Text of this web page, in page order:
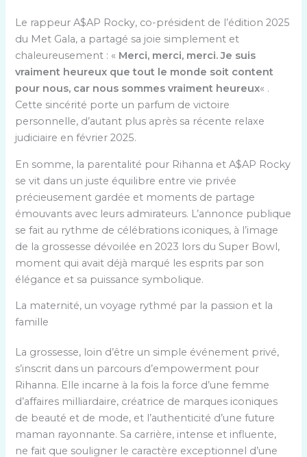
Le rappeur A$AP Rocky, co-président de l’édition 2025
du Met Gala, a partagé sa joie simplement et
chaleureusement : « Merci, merci, merci. Je suis
vraiment heureux que tout le monde soit content
pour nous, car nous sommes vraiment heureux« .
Cette sincérité porte un parfum de victoire
personnelle, d’autant plus après sa récente relaxe
judiciaire en février 2025.
En somme, la parentalité pour Rihanna et A$AP Rocky
se vit dans un juste équilibre entre vie privée
précieusement gardée et moments de partage
émouvants avec leurs admirateurs. L’annonce publique
se fait au rythme de célébrations iconiques, à l’image
de la grossesse dévoilée en 2023 lors du Super Bowl,
moment qui avait déjà marqué les esprits par son
élégance et sa puissance symbolique.
La maternité, un voyage rythmé par la passion et la
famille
La grossesse, loin d’être un simple événement privé,
s’inscrit dans un parcours d’empowerment pour
Rihanna. Elle incarne à la fois la force d’une femme
d’affaires milliardaire, créatrice de marques iconiques
de beauté et de mode, et l’authenticité d’une future
maman rayonnante. Sa carrière, intense et influente,
ne fait que souligner le caractère exceptionnel d’une